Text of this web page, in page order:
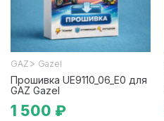
GAZ > Gazel
Прошивка UE9110_06_E0 для
GAZ Gazel
1 500 ₽